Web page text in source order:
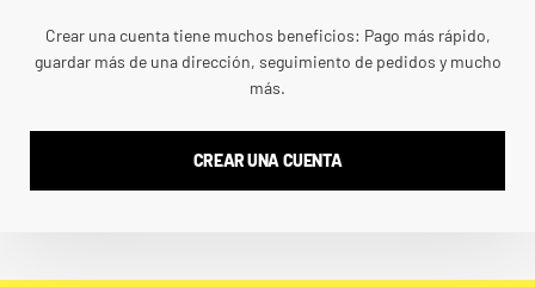
Crear una cuenta tiene muchos beneficios: Pago más rápido,
guardar más de una dirección, seguimiento de pedidos y mucho
más.
CREAR UNA CUENTA